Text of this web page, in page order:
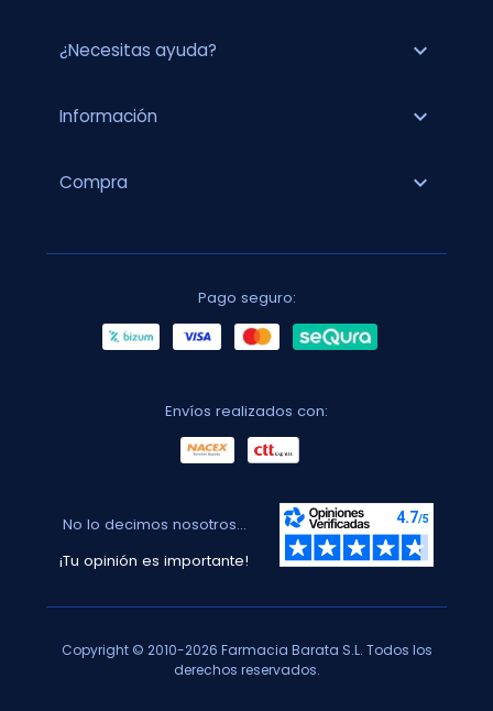
¿Necesitas ayuda? expand_more
Información expand_more
Compra expand_more
Pago seguro:
Envíos realizados con:
No lo decimos nosotros...
¡Tu opinión es importante!
Copyright © 2010-2026 Farmacia Barata S.L. Todos los
derechos reservados.